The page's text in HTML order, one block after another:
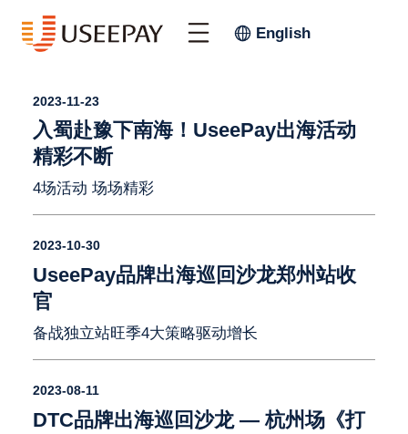
English
2023-11-23
入蜀赴豫下南海！UseePay出海活动
精彩不断
4场活动 场场精彩
2023-10-30
UseePay品牌出海巡回沙龙郑州站收
官
备战独立站旺季4大策略驱动增长
2023-08-11
DTC品牌出海巡回沙龙 — 杭州场《打